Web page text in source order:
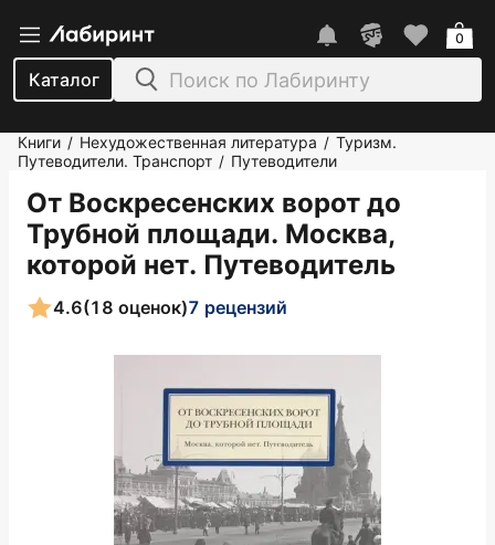
Каталог
0
Книги / Нехудожественная литература / Туризм.
Путеводители. Транспорт / Путеводители
От Воскресенских ворот до
Трубной площади. Москва,
которой нет. Путеводитель
4.6(18 оценок)7 рецензий